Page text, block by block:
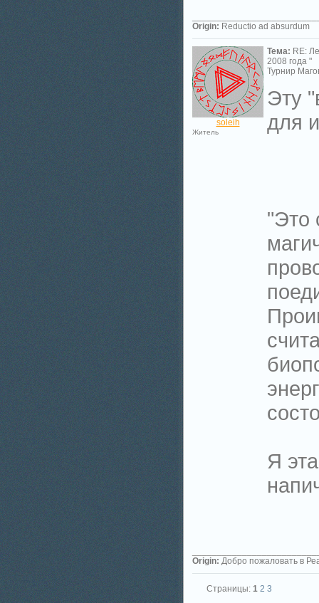
Origin: Reductio ad absurdum
soleih
Житель
Тема: RE:
2008 года "
Турнир
Эту
для
"Это
Я
Origin: Добро пожаловать в
Страницы: 1 2 3